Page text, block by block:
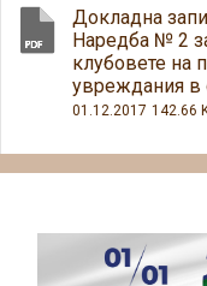
Докладна
Наредба № 2
клубовете на
увреждания
01.12.2017 142.66